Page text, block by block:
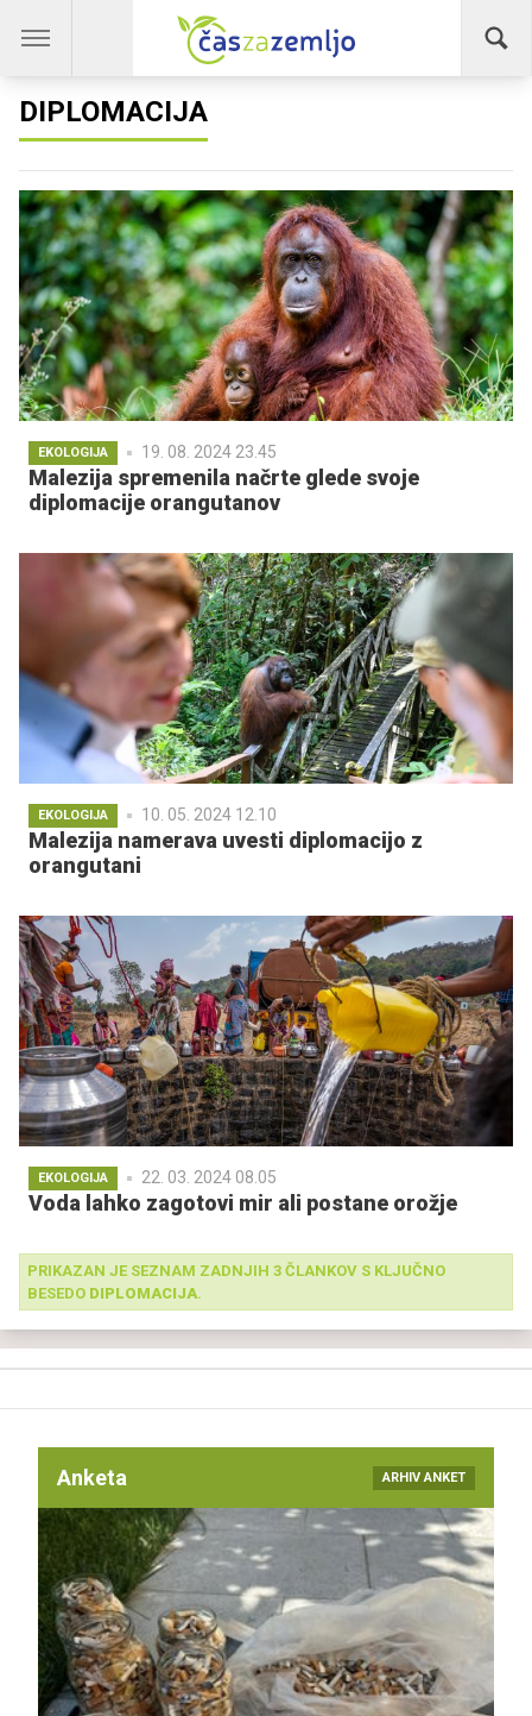
DIPLOMACIJA
EKOLOGIJA 19. 08. 2024 23.45
Malezija spremenila načrte glede svoje
diplomacije orangutanov
EKOLOGIJA 10. 05. 2024 12.10
Malezija namerava uvesti diplomacijo z
orangutani
EKOLOGIJA 22. 03. 2024 08.05
Voda lahko zagotovi mir ali postane orožje
PRIKAZAN JE SEZNAM ZADNJIH 3 ČLANKOV S KLJUČNO
BESEDO DIPLOMACIJA.
Anketa ARHIV ANKET